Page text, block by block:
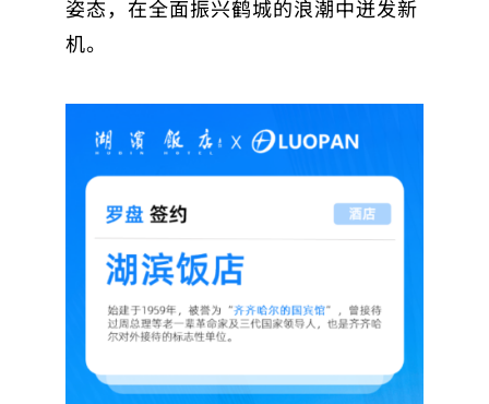
姿态，在全面振兴鹤城的浪潮中迸发新
机。